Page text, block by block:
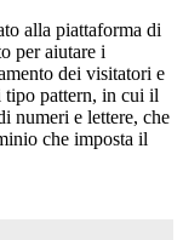
alla piattaforma di
per aiutare i
dei visitatori e
tipo pattern, in cui il
numeri e lettere, che
che imposta il